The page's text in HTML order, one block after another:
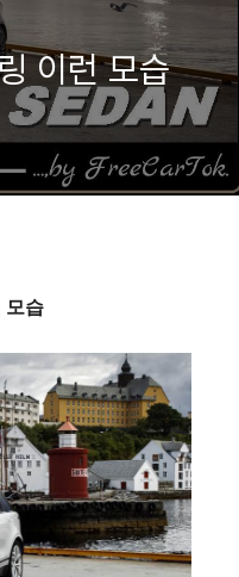
이런 모습
모습